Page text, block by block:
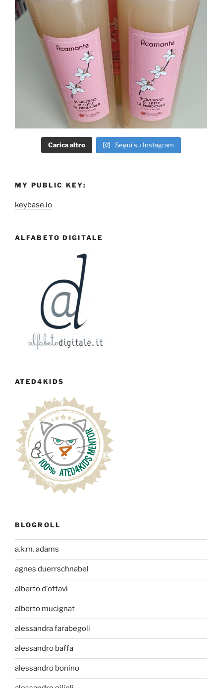
Carica altro Segui su Instagram
MY PUBLIC KEY:
keybase.io
ALFABETO DIGITALE
ATED4KIDS
BLOGROLL
a.k.m. adams
agnes duerrschnabel
alberto d'ottavi
alberto mucignat
alessandra farabegoli
alessandro baffa
alessandro bonino